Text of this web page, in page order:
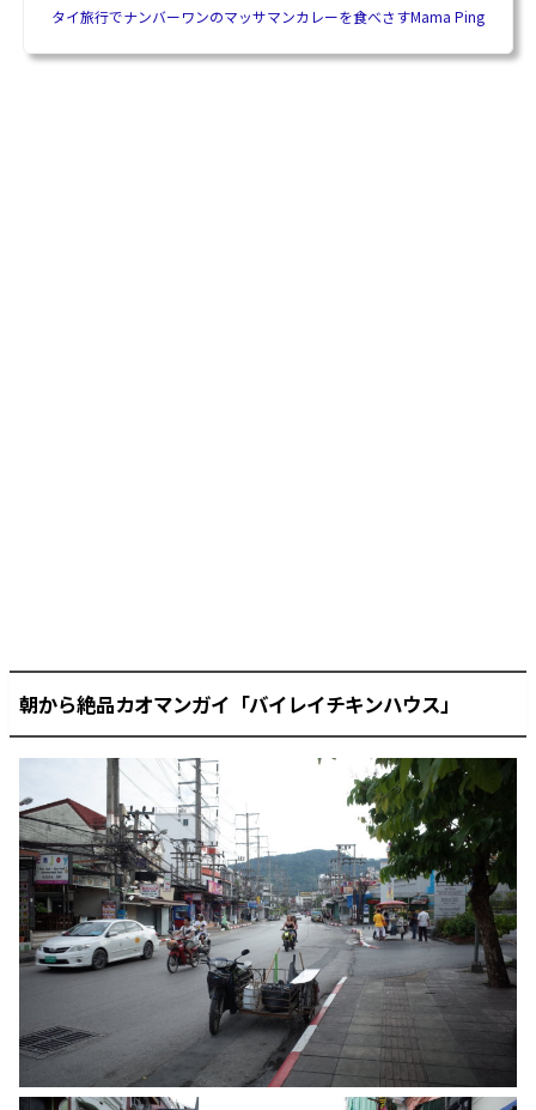
タイ旅行でナンバーワンのマッサマンカレーを食べさすMama Ping
朝から絶品カオマンガイ「バイレイチキンハウス」